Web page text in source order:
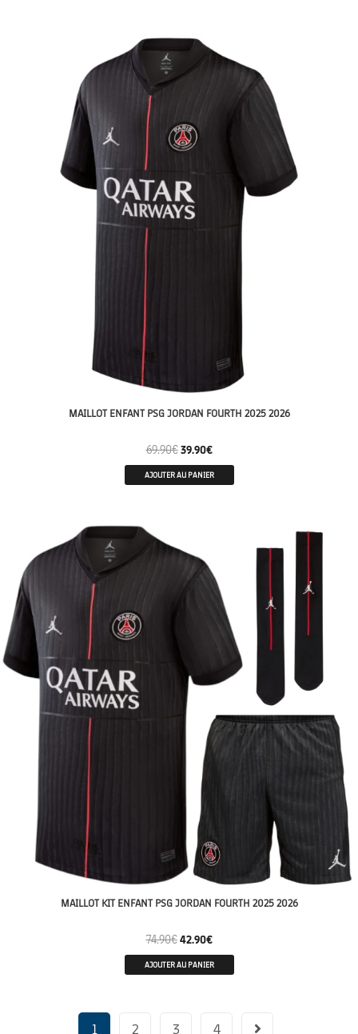
MAILLOT ENFANT PSG JORDAN FOURTH 2025 2026
69.90€ 39.90€
AJOUTER AU PANIER
MAILLOT KIT ENFANT PSG JORDAN FOURTH 2025 2026
74.90€ 42.90€
AJOUTER AU PANIER
1 2 3 4